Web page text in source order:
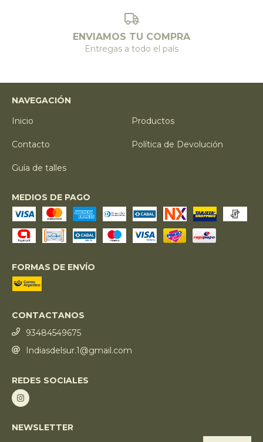
ENVIAMOS TU COMPRA
Entregas a todo el país
NAVEGACIÓN
Inicio
Productos
Contacto Política de Devolución
Guía de talles
MEDIOS DE PAGO
FORMAS DE ENVÍO
CONTACTANOS
93484549675
Indiasdelsur.1@gmail.com
REDES SOCIALES
NEWSLETTER